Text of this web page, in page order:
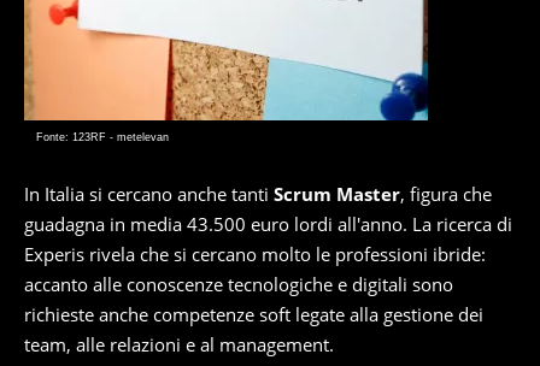
Fonte: 123RF - metelevan
In Italia si cercano anche tanti Scrum Master, figura che
guadagna in media 43.500 euro lordi all'anno. La ricerca di
Experis rivela che si cercano molto le professioni ibride:
accanto alle conoscenze tecnologiche e digitali sono
richieste anche competenze soft legate alla gestione dei
team, alle relazioni e al management.